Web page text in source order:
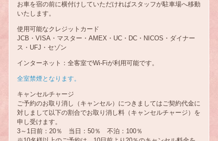
お車を宿の前に横付けしていただければスタッフが駐車場へ移動
いたします。
使用可能なクレジットカード
JCB・VISA・マスター・AMEX・UC・DC・NICOS・ダイナー
ス・UFJ・セゾン
インターネット：全客室でWi-Fiが利用可能です。
全室禁煙となります。
キャンセルチャージ
ご予約のお取り消し（キャンセル）につきましてはご契約代金に
対しまして以下の割合でお取り消し料（キャンセルチャージ）を
申し受けます。
3～1日前：20％ 当日：50％ 不泊：100％